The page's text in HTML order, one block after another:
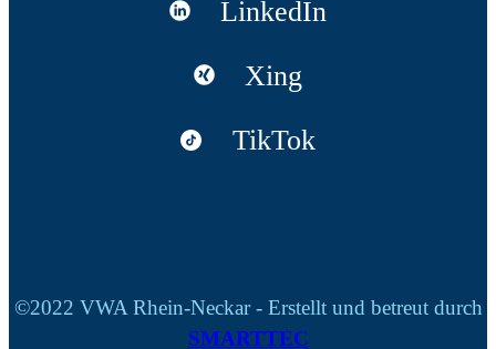
LinkedIn
Xing
TikTok
©2022 VWA Rhein-Neckar - Erstellt und betreut durch
SMARTTEC